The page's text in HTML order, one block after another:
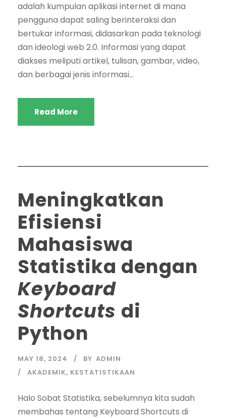
adalah kumpulan aplikasi internet di mana
pengguna dapat saling berinteraksi dan
bertukar informasi, didasarkan pada teknologi
dan ideologi web 2.0. Informasi yang dapat
diakses meliputi artikel, tulisan, gambar, video,
dan berbagai jenis informasi...
Read More
Meningkatkan
Efisiensi
Mahasiswa
Statistika dengan
Keyboard
Shortcuts di
Python
MAY 18, 2024 BY ADMIN
AKADEMIK, KESTATISTIKAAN
Halo Sobat Statistika, sebelumnya kita sudah
membahas tentang Keyboard Shortcuts di